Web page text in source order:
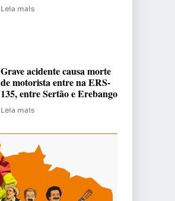
Leia mais
Grave acidente causa morte
de motorista entre na ERS-
135, entre Sertão e Erebango
Leia mais